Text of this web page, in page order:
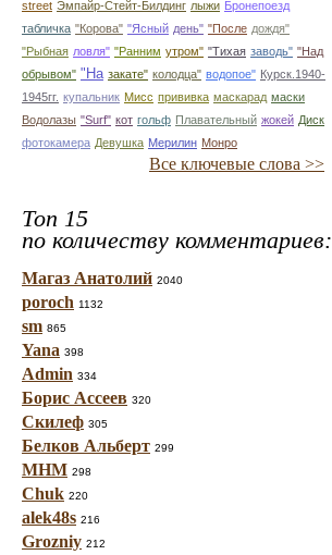
street Эмпайр-Стейт-Билдинг лыжи Бронепоезд
табличка "Корова" "Ясный день" "После дождя"
"Рыбная ловля" "Ранним утром" "Тихая заводь" "Над
обрывом" "На закате" колодца" водопое" Курск.1940-
1945гг. купальник Мисс прививка маскарад маски
Водолазы "Surf" кот гольф Плавательный жокей Диск
фотокамера Девушка Мерилин Монро
Все ключевые слова >>
Топ 15
по количеству комментариев:
Магаз Анатолий 2040
poroch 1132
sm 865
Yana 398
Admin 334
Борис Ассеев 320
Скилеф 305
Белков Альберт 299
МНМ 298
Chuk 220
alek48s 216
Grozniy 212